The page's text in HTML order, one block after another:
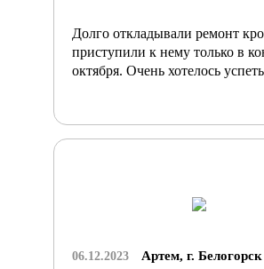
Долго откладывали ремонт
приступили к нему только в
октября. Очень хотелось
06.12.2023 Артем, г. Белогорск